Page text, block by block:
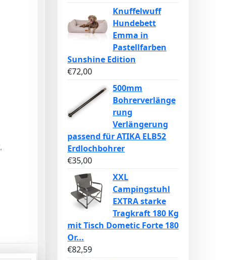
Knuffelwuff
Hundebett
Emma in
Pastellfarben
Sunshine Edition
€72,00
500mm
Bohrerverlänge
rung
Verlängerung
passend für ATIKA ELB52
Erdlochbohrer
€35,00
XXL
Campingstuhl
EXTRA starke
Tragkraft 180 Kg
mit Tisch Dometic Forte 180
Or...
€82,59